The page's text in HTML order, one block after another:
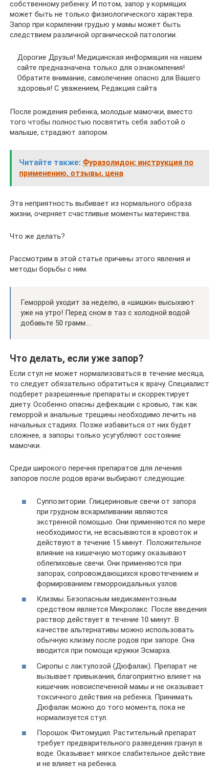
собственному ребенку. И потом, запор у кормящих
может быть не только физиологического характера.
Запор при кормлении грудью у мамы может быть
следствием различной органической патологии.
Дорогие Друзья! Медицинская информация на нашем
сайте предназначена только для ознакомления!
Обратите внимание, самолечение опасно для Вашего
здоровья! С уважением, Редакция сайта
После рождения ребенка, молодые мамочки, вместо
того чтобы полностью посвятить себя заботой о
малыше, страдают запором.
Читайте также: Фуразолидон: инструкция по
применению, отзывы, цена
Эта неприятность выбивает из нормального образа
жизни, очерняет счастливые моменты материнства.
Что же делать?
Рассмотрим в этой статье причины этого явления и
методы борьбы с ним.
Геморрой уходит за неделю, а «шишки» высыхают
уже на утро! Перед сном в таз с холодной водой
добавьте 50 грамм….
Что делать, если уже запор?
Если стул не может нормализоваться в течение месяца,
то следует обязательно обратиться к врачу. Специалист
подберет разрешенные препараты и скорректирует
диету. Особенно опасны дефекации с кровью, так как
геморрой и анальные трещины необходимо лечить на
начальных стадиях. Позже избавиться от них будет
сложнее, а запоры только усугубляют состояние
мамочки.
Среди широкого перечня препаратов для лечения
запоров после родов врачи выбирают следующие:
Суппозитории. Глицериновые свечи от запора
при грудном вскармливании являются
экстренной помощью. Они применяются по мере
необходимости, не всасываются в кровоток и
действуют в течение 15 минут. Положительное
влияние на кишечную моторику оказывают
облепиховые свечи. Они применяются при
запорах, сопровождающихся кровотечением и
формированием геморроидальных узлов.
Клизмы. Безопасным медикаментозным
средством является Микролакс. После введения
раствор действует в течение 10 минут. В
качестве альтернативы можно использовать
обычную клизму после родов при запоре. Она
вводится при помощи кружки Эсмарха.
Сиропы с лактулозой (Дюфалак). Препарат не
вызывает привыкания, благоприятно влияет на
кишечник новоиспеченной мамы и не оказывает
токсичного действия на ребенка. Принимать
Дюфалак можно до того момента, пока не
нормализуется стул.
Порошок Фитомуцил. Растительный препарат
требует предварительного разведения гранул в
воде. Оказывает мягкое слабительное действие
и не влияет на ребенка.